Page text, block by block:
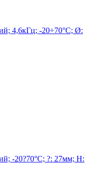
4,6кГц; -20÷70°C; Ø:
-20?70°C; ?: 27мм; H: